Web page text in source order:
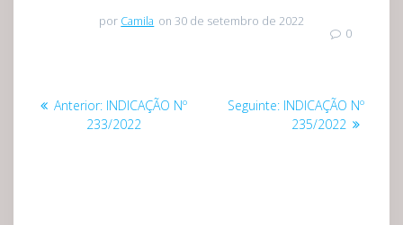
por Camila on 30 de setembro de 2022
0
Navegação
Anterior: Post
anterior:
INDICAÇÃO Nº
233/2022
Seguinte: Post
seguinte:
INDICAÇÃO Nº
235/2022